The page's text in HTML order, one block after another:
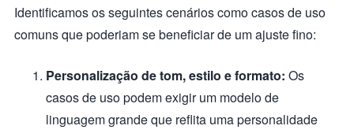
Identificamos os seguintes cenários como casos de uso
comuns que poderiam se beneficiar de um ajuste fino:
Personalização de tom, estilo e formato: Os
casos de uso podem exigir um modelo de
linguagem grande que reflita uma personalidade